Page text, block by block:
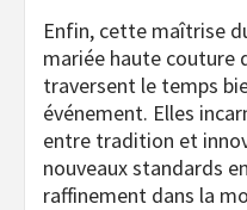
Enfin, cette maîtrise
mariée haute couture
traversent le temps
événement. Elles
entre tradition et
nouveaux standards
raffinement dans la